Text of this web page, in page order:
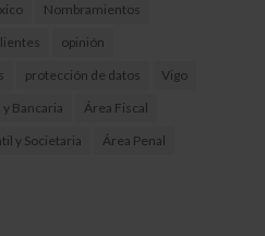
Nombramientos
opinión
protección de datos
Vigo
Bancaria
Área Fiscal
y Societaria
Área Penal